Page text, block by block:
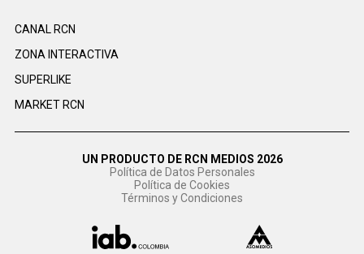
CANAL RCN
ZONA INTERACTIVA
SUPERLIKE
MARKET RCN
UN PRODUCTO DE RCN MEDIOS 2026
Política de Datos Personales
Política de Cookies
Términos y Condiciones